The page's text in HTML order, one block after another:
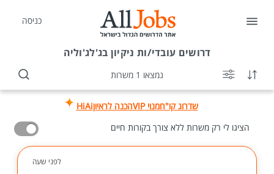
כניסה
דרושים עובדי/ות ניקיון בג'לג'וליה
נמצאו 1 משרות
שדרוג קו"חמנוי VIP הכנה לראיוןHiAi
הציגו לי רק משרות ללא צורך בקורות חיים
לפני שעה